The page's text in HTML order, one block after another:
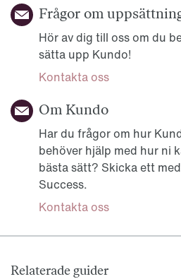
Frågor om
Hör av dig till oss om du
sätta upp Kundo!
Kontakta oss
Om Kundo
Har du frågor om hur
behöver hjälp med hur ni
bästa sätt? Skicka ett
Success.
Kontakta oss
Relaterade guider